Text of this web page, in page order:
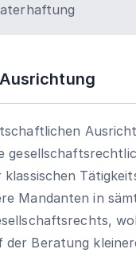
Mandanten in
Beratung